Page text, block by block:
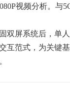
视频分析。与
双屏系统后，单
互范式，为关键